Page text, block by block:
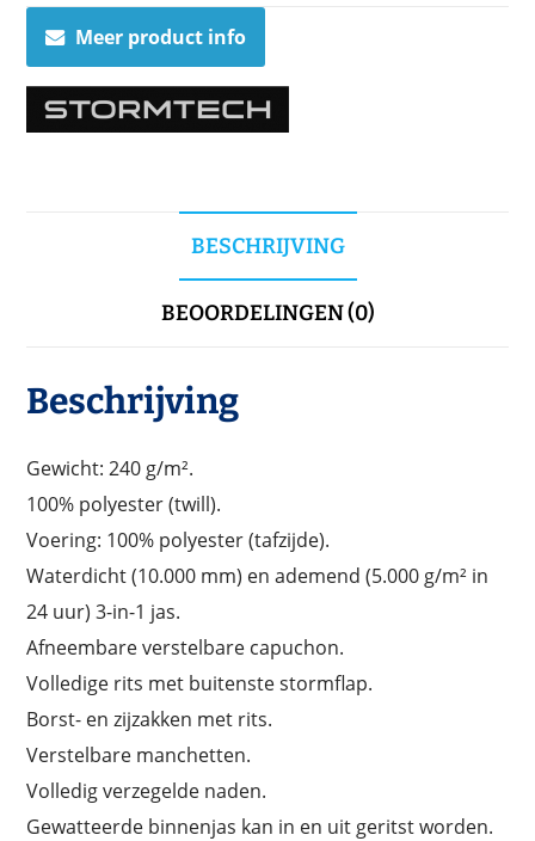
Meer product info
BESCHRIJVING
BEOORDELINGEN (0)
Beschrijving
Gewicht: 240 g/m².
100% polyester (twill).
Voering: 100% polyester (tafzijde).
Waterdicht (10.000 mm) en ademend (5.000 g/m² in
24 uur) 3-in-1 jas.
Afneembare verstelbare capuchon.
Volledige rits met buitenste stormflap.
Borst- en zijzakken met rits.
Verstelbare manchetten.
Volledig verzegelde naden.
Gewatteerde binnenjas kan in en uit geritst worden.